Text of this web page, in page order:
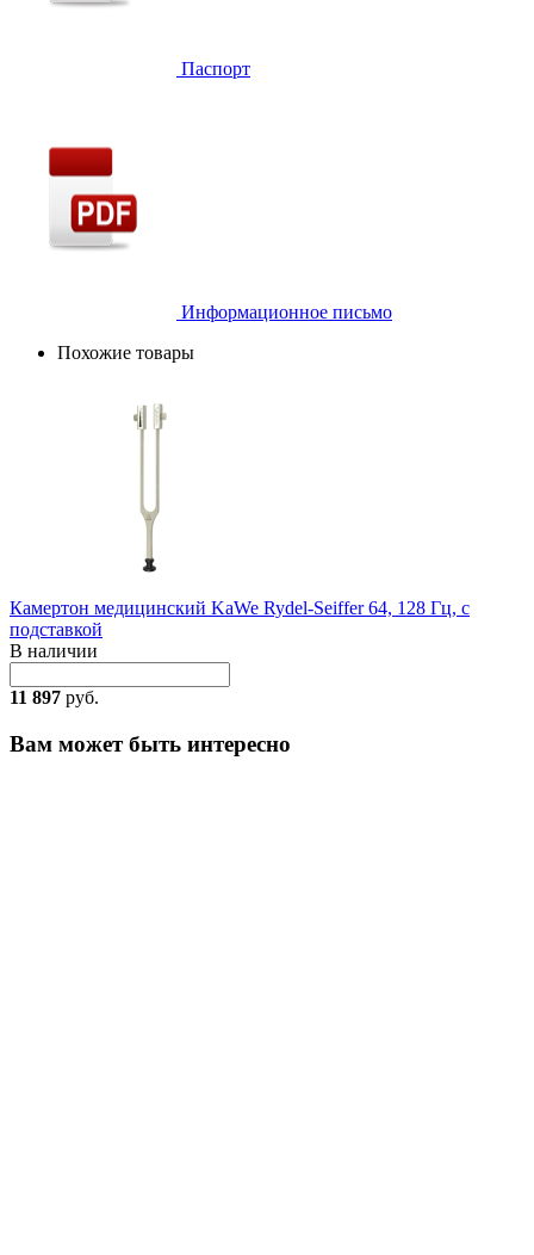
Паспорт
Информационное письмо
Похожие товары
Камертон медицинский KaWe Rydel-Seiffer 64, 128 Гц, с
подставкой
В наличии
11 897 руб.
Вам может быть интересно